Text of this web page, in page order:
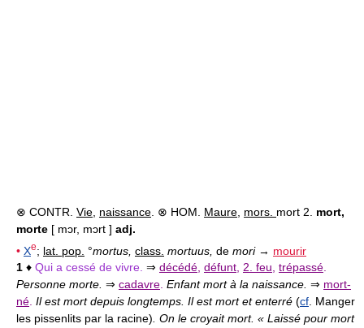
⊗ CONTR. Vie naissance . ⊗ HOM. Maure mors. mort 2. mort,
morte [ mɔr, mɔrt ] adj.
• Xe; lat. pop. °mortus, class. mortuus, de mori→ mourir
1 ♦ Qui a cessé de vivre. ⇒ décédé, défunt, 2. feu, trépassé.
Personne morte. ⇒ cadavre. Enfant mort à la naissance. ⇒ mort-
né. Il est mort depuis longtemps. Il est mort et enterré (cf. Manger
les pissenlits par la racine). On le croyait mort. « Laissé pour mort